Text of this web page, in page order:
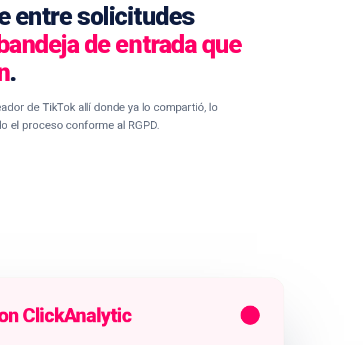
entre solicitudes
de entrada que
.
de TikTok allí donde ya lo compartió, lo
el proceso conforme al RGPD.
ClickAnalytic